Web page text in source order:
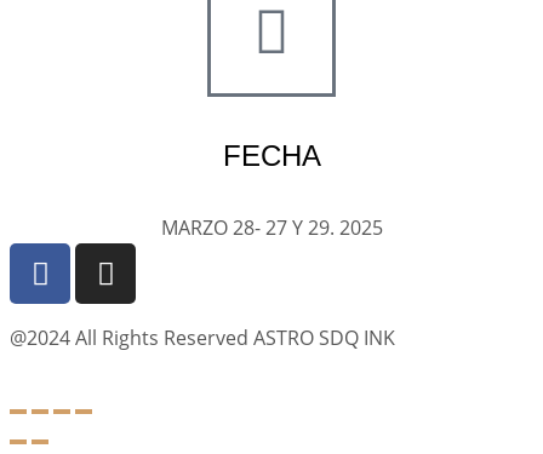
FECHA
MARZO 28- 27 Y 29. 2025
@2024 All Rights Reserved ASTRO SDQ INK